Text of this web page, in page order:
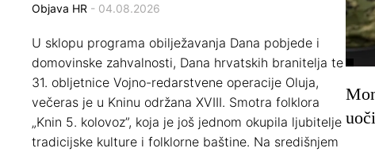
Objava HR - 04.08.2026
U sklopu programa obilježavanja Dana pobjede i
domovinske zahvalnosti, Dana hrvatskih branitelja te
31. obljetnice Vojno-redarstvene operacije Oluja,
večeras je u Kninu održana XVIII. Smotra folklora
„Knin 5. kolovoz”, koja je još jednom okupila ljubitelje
tradicijske kulture i folklorne baštine. Na središnjem